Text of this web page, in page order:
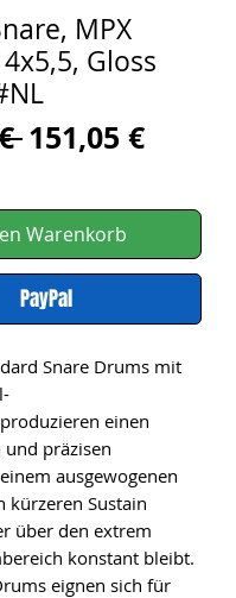
MPX
Gloss
Standardpreis
151,05 €Sale-
Warenkorb
PayPal
Snare Drums mit
einen
präzisen
ausgewogenen
kürzeren Sustain
über den extrem
konstant bleibt.
eignen sich für